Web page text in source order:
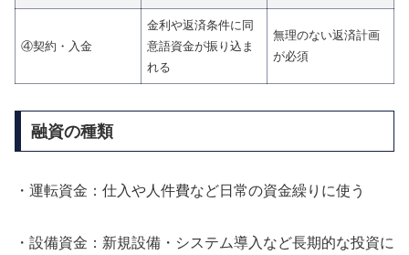
④契約・入金
金利や返済条件に同
意語資金が振り込ま
れる
無理のない返済計画
が必須
融資の種類
・運転資金：仕入や人件費など日常の資金繰りに使う
・設備資金：新規設備・システム導入など長期的な投資に